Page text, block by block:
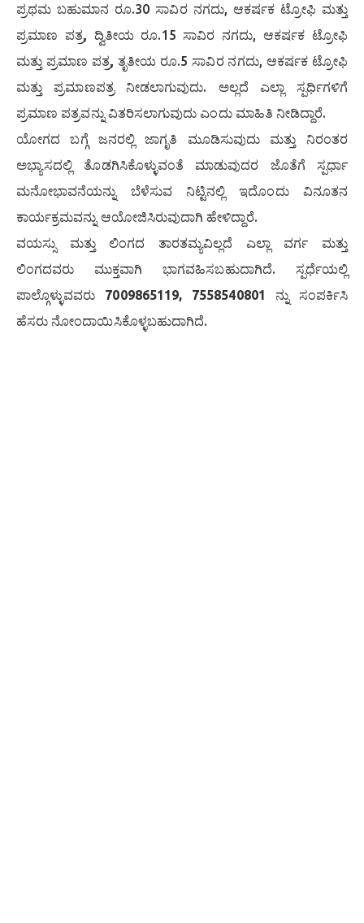
ಪ್ರಥಮ ಬಹುಮಾನ ರೂ.30 ಸಾವಿರ ನಗದು, ಆಕರ್ಷಕ ಟ್ರೋಫಿ ಮತ್ತು
ಪ್ರಮಾಣ ಪತ್ರ, ದ್ವಿತೀಯ ರೂ.15 ಸಾವಿರ ನಗದು, ಆಕರ್ಷಕ ಟ್ರೋಫಿ
ಮತ್ತು ಪ್ರಮಾಣ ಪತ್ರ, ತೃತೀಯ ರೂ.5 ಸಾವಿರ ನಗದು, ಆಕರ್ಷಕ ಟ್ರೋಫಿ
ಮತ್ತು ಪ್ರಮಾಣಪತ್ರ ನೀಡಲಾಗುವುದು. ಅಲ್ಲದೆ ಎಲ್ಲಾ ಸ್ಪರ್ಧಿಗಳಿಗೆ
ಪ್ರಮಾಣ ಪತ್ರವನ್ನು ವಿತರಿಸಲಾಗುವುದು ಎಂದು ಮಾಹಿತಿ ನೀಡಿದ್ದಾರೆ.
ಯೋಗದ ಬಗ್ಗೆ ಜನರಲ್ಲಿ ಜಾಗೃತಿ ಮೂಡಿಸುವುದು ಮತ್ತು ನಿರಂತರ
ಅಭ್ಯಾಸದಲ್ಲಿ ತೊಡಗಿಸಿಕೊಳ್ಳುವಂತೆ ಮಾಡುವುದರ ಜೊತೆಗೆ ಸ್ಪರ್ಧಾ
ಮನೋಭಾವನೆಯನ್ನು ಬೆಳೆಸುವ ನಿಟ್ಟಿನಲ್ಲಿ ಇದೊಂದು ವಿನೂತನ
ಕಾರ್ಯಕ್ರಮವನ್ನು ಆಯೋಜಿಸಿರುವುದಾಗಿ ಹೇಳಿದ್ದಾರೆ.
ವಯಸ್ಸು ಮತ್ತು ಲಿಂಗದ ತಾರತಮ್ಯವಿಲ್ಲದೆ ಎಲ್ಲಾ ವರ್ಗ ಮತ್ತು
ಲಿಂಗದವರು ಮುಕ್ತವಾಗಿ ಭಾಗವಹಿಸಬಹುದಾಗಿದೆ. ಸ್ಪರ್ಧೆಯಲ್ಲಿ
ಪಾಲ್ಗೊಳ್ಳುವವರು 7009865119, 7558540801
ನ್ನು ಸಂಪರ್ಕಿಸಿ
ಹೆಸರು ನೋಂದಾಯಿಸಿಕೊಳ್ಳಬಹುದಾಗಿದೆ.